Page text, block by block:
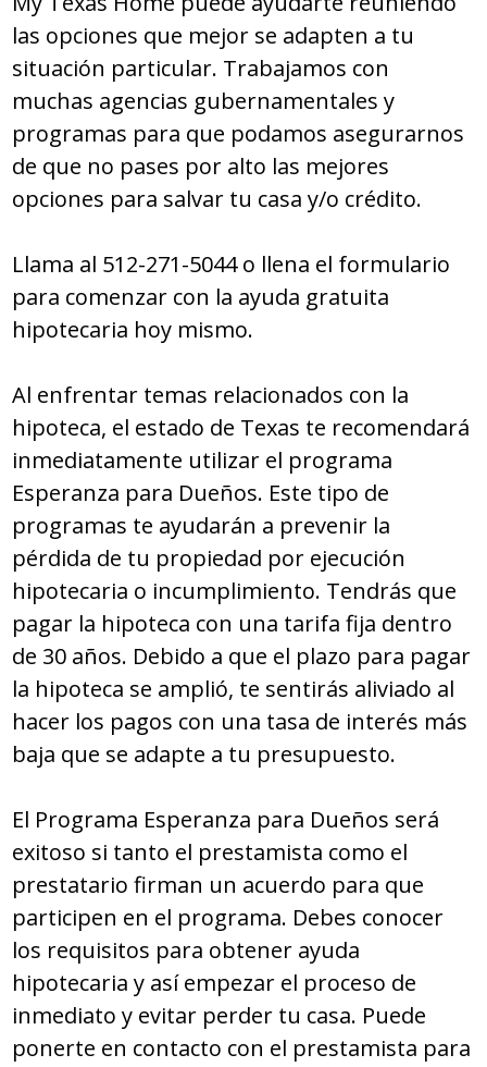
las opciones que mejor se adapten a tu
situación particular. Trabajamos con
muchas agencias gubernamentales y
programas para que podamos asegurarnos
de que no pases por alto las mejores
opciones para salvar tu casa y/o crédito.
Llama al 512-271-5044 o llena el formulario
para comenzar con la ayuda gratuita
hipotecaria hoy mismo.
Al enfrentar temas relacionados con la
hipoteca, el estado de Texas te recomendará
inmediatamente utilizar el programa
Esperanza para Dueños. Este tipo de
programas te ayudarán a prevenir la
pérdida de tu propiedad por ejecución
hipotecaria o incumplimiento. Tendrás que
pagar la hipoteca con una tarifa fija dentro
de 30 años. Debido a que el plazo para pagar
la hipoteca se amplió, te sentirás aliviado al
hacer los pagos con una tasa de interés más
baja que se adapte a tu presupuesto.
El Programa Esperanza para Dueños será
exitoso si tanto el prestamista como el
prestatario firman un acuerdo para que
participen en el programa. Debes conocer
los requisitos para obtener ayuda
hipotecaria y así empezar el proceso de
inmediato y evitar perder tu casa. Puede
ponerte en contacto con el prestamista para